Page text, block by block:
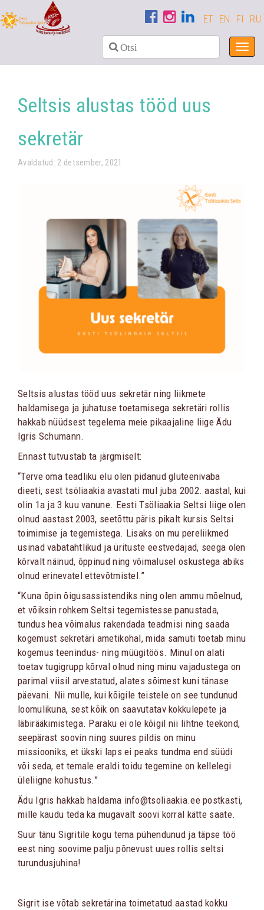
ET EN FI RU
Seltsis alustas tööd uus
sekretär
Avaldatud: 2 detsember, 2021
Seltsis alustas tööd uus sekretär ning liikmete
haldamisega ja juhatuse toetamisega sekretäri rollis
hakkab nüüdsest tegelema meie pikaajaline liige Ädu
Igris Schumann.
Ennast tutvustab ta järgmiselt:
“Terve oma teadliku elu olen pidanud gluteenivaba
dieeti, sest tsöliaakia avastati mul juba 2002. aastal, kui
olin 1a ja 3 kuu vanune. Eesti Tsöliaakia Seltsi liige olen
olnud aastast 2003, seetõttu päris pikalt kursis Seltsi
toimimise ja tegemistega. Lisaks on mu pereliikmed
usinad vabatahtlikud ja ürituste eestvedajad, seega olen
kõrvalt näinud, õppinud ning võimalusel oskustega abiks
olnud erinevatel ettevõtmistel.”
“Kuna õpin õigusassistendiks ning olen ammu mõelnud,
et võiksin rohkem Seltsi tegemistesse panustada,
tundus hea võimalus rakendada teadmisi ning saada
kogemust sekretäri ametikohal, mida samuti toetab minu
kogemus teenindus- ning müügitöös. Minul on alati
toetav tugigrupp kõrval olnud ning minu vajadustega on
parimal viisil arvestatud, alates sõimest kuni tänase
päevani. Nii mulle, kui kõigile teistele on see tundunud
loomulikuna, sest kõik on saavutatav kokkulepete ja
läbirääkimistega. Paraku ei ole kõigil nii lihtne teekond,
seepärast soovin ning suures pildis on minu
missiooniks, et ükski laps ei peaks tundma end süüdi
või seda, et temale eraldi toidu tegemine on kellelegi
üleliigne kohustus.”
Ädu Igris hakkab haldama info@tsoliaakia.ee postkasti,
mille kaudu teda ka mugavalt soovi korral kätte saate.
Suur tänu Sigritile kogu tema pühendunud ja täpse töö
eest ning soovime palju põnevust uues rollis seltsi
turundusjuhina!
Sigrit ise võtab sekretärina toimetatud aastad kokku